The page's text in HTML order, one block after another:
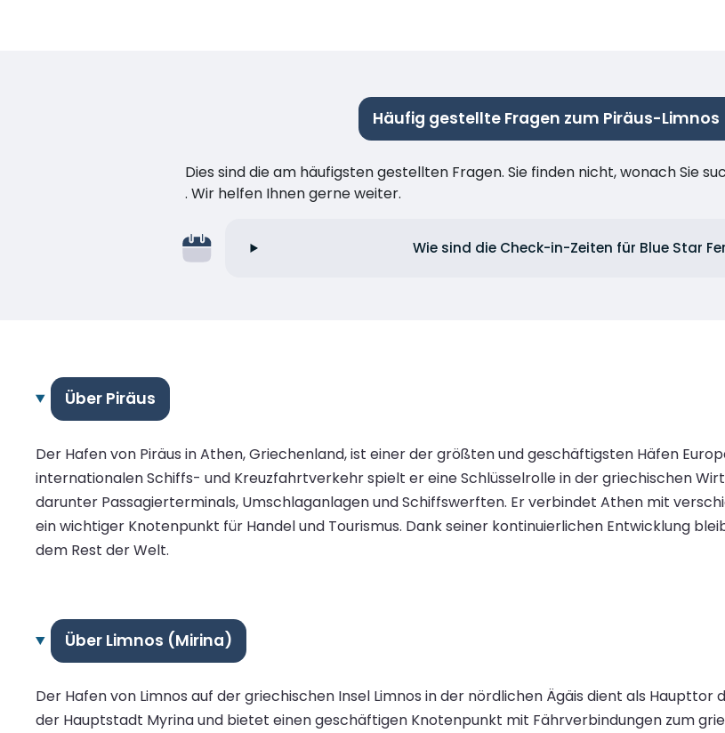
Häufig gestellte Fragen zum Piräus-
Dies sind die am häufigsten gestellten Fragen. Sie finden nicht, wonach Sie
. Wir helfen Ihnen gerne weiter.
Wie sind die Check-in-Zeiten für Blue Star
Über Piräus
Der Hafen von Piräus in Athen, Griechenland, ist einer der größten und geschäftigsten Häfen
internationalen Schiffs- und Kreuzfahrtverkehr spielt er eine Schlüsselrolle in der griechischen
darunter Passagierterminals, Umschlaganlagen und Schiffswerften. Er verbindet Athen mit
ein wichtiger Knotenpunkt für Handel und Tourismus. Dank seiner kontinuierlichen Entwicklung
dem Rest der Welt.
Über Limnos (Mirina)
Der Hafen von Limnos auf der griechischen Insel Limnos in der nördlichen Ägäis dient als
der Hauptstadt Myrina und bietet einen geschäftigen Knotenpunkt mit Fährverbindungen zum